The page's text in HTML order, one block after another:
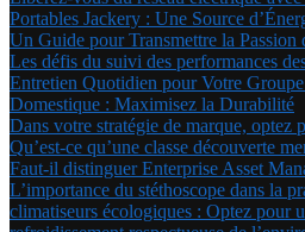
Portables Jackery : Une Source
Un Guide pour Transmettre la
Les défis du suivi des performances
Entretien Quotidien pour Votre
Domestique : Maximisez la Durabilité
Dans votre stratégie de marque, optez
Qu’est-ce qu’une classe découverte
Faut-il distinguer Enterprise Asset
L’importance du stéthoscope dans la
climatiseurs écologiques : Optez pour